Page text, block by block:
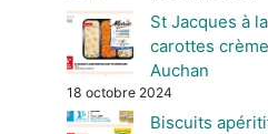
St Jacques à
carottes
Auchan
18 octobre 2024
Biscuits